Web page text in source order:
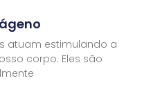
atuam estimulando a
corpo. Eles são